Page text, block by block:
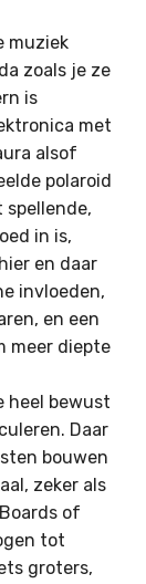
muziek
zoals je ze
is
met
alsof
polaroid
spellende,
in is,
en daar
invloeden,
en een
meer diepte
heel bewust
Daar
bouwen
zeker als
of
tot
groters,